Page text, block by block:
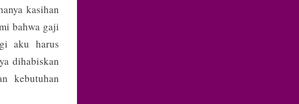
kasihan
bahwa gaji
aku harus
dihabiskan
kebutuhan